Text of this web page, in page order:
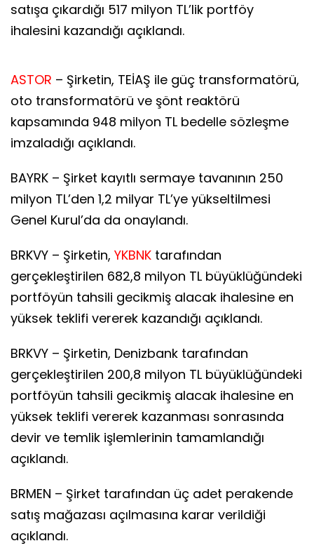
satışa çıkardığı 517 milyon TL’lik portföy
ihalesini kazandığı açıklandı.
ASTOR – Şirketin, TEİAŞ ile güç transformatörü,
oto transformatörü ve şönt reaktörü
kapsamında 948 milyon TL bedelle sözleşme
imzaladığı açıklandı.
BAYRK – Şirket kayıtlı sermaye tavanının 250
milyon TL’den 1,2 milyar TL’ye yükseltilmesi
Genel Kurul’da da onaylandı.
BRKVY – Şirketin, YKBNK tarafından
gerçekleştirilen 682,8 milyon TL büyüklüğündeki
portföyün tahsili gecikmiş alacak ihalesine en
yüksek teklifi vererek kazandığı açıklandı.
BRKVY – Şirketin, Denizbank tarafından
gerçekleştirilen 200,8 milyon TL büyüklüğündeki
portföyün tahsili gecikmiş alacak ihalesine en
yüksek teklifi vererek kazanması sonrasında
devir ve temlik işlemlerinin tamamlandığı
açıklandı.
BRMEN – Şirket tarafından üç adet perakende
satış mağazası açılmasına karar verildiği
açıklandı.